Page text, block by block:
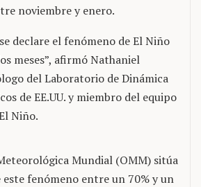
noviembre y enero.
declare el fenómeno de El Niño
meses”, afirmó Nathaniel
del Laboratorio de Dinámica
de EE.UU. y miembro del equipo
Niño.
Mundial (OMM) sitúa
fenómeno entre un 70% y un